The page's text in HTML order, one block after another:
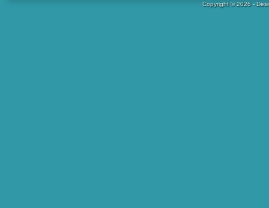
Copyright © 2026 -